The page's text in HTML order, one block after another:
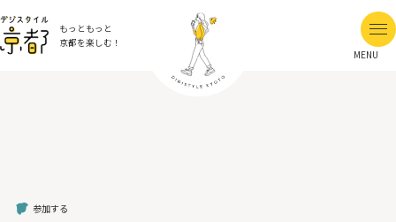
もっともっと
京都を楽しむ！
MENU
参加する